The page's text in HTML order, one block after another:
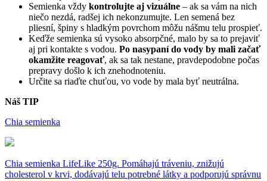
Semienka vždy kontrolujte aj vizuálne – ak sa vám na nich
niečo nezdá, radšej ich nekonzumujte. Len semená bez
pliesní, špiny s hladkým povrchom môžu nášmu telu prospieť.
Keďže semienka sú vysoko absorpčné, malo by sa to prejaviť
aj pri kontakte s vodou. Po nasypaní do vody by mali začať
okamžite reagovať, ak sa tak nestane, pravdepodobne počas
prepravy došlo k ich znehodnoteniu.
Určite sa riaďte chuťou, vo vode by mala byť neutrálna.
Náš TIP
Chia semienka
Chia semienka LifeLike 250g. Pomáhajú tráveniu, znižujú
cholesterol v krvi, dodávajú telu potrebné látky a podporujú správnu